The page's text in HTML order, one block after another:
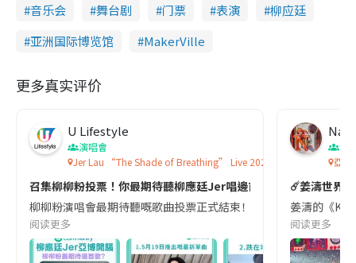
音乐会 舞台剧 门票 表演
柳应廷
亚洲国际博览馆
MakerVille
更多真实评价
U Lifestyle
演唱會
Jer Lau “The Shade of Breathing” Live 2026
召集柳柳粉投票！你最期待聽柳應廷Jer唱邊首歌?💙💫🎵
柳柳粉演唱會最期待聽嘅歌曲投票正式結束！最後5月19日推出
阅读更多
亞洲
☄️姜濤世界
姜濤的《
阅读更多